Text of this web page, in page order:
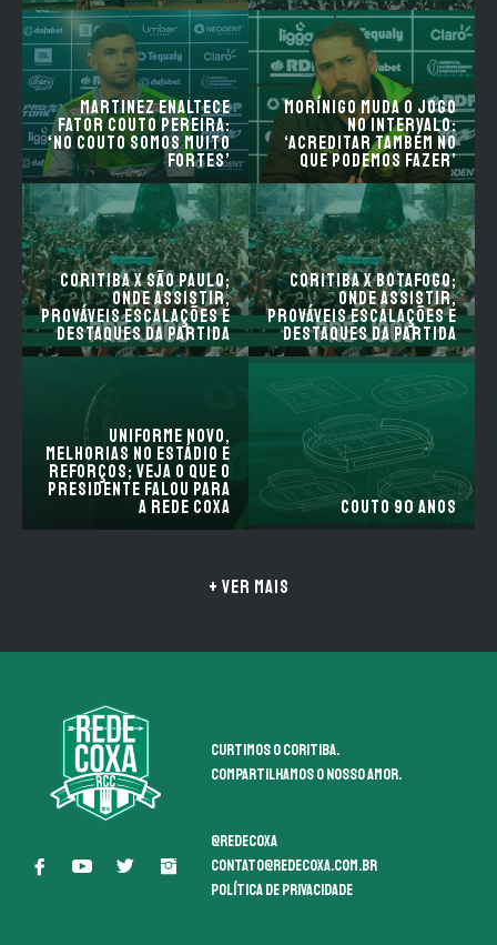
Martinez enaltece
fator Couto Pereira:
‘No Couto somos muito
fortes’
Morínigo muda o jogo
no intervalo:
‘acreditar também no
que podemos fazer’
Coritiba x São Paulo;
onde assistir,
prováveis escalações e
destaques da partida
Coritiba x Botafogo;
onde assistir,
prováveis escalações e
destaques da partida
Uniforme novo,
melhorias no estádio e
reforços; Veja o que o
Presidente falou para
a Rede Coxa
Couto 90 anos
+ VER MAIS
Curtimos o coritiba.
Compartilhamos o nosso amor.
@redecoxa
contato@redecoxa.com.br
Política de Privacidade